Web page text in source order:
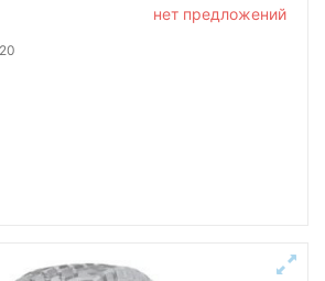
нет предложений